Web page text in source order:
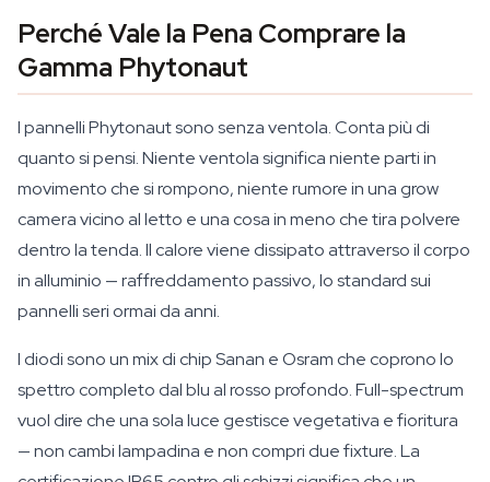
Perché Vale la Pena Comprare la
Gamma Phytonaut
I pannelli Phytonaut sono senza ventola. Conta più di
quanto si pensi. Niente ventola significa niente parti in
movimento che si rompono, niente rumore in una grow
camera vicino al letto e una cosa in meno che tira polvere
dentro la tenda. Il calore viene dissipato attraverso il corpo
in alluminio — raffreddamento passivo, lo standard sui
pannelli seri ormai da anni.
I diodi sono un mix di chip Sanan e Osram che coprono lo
spettro completo dal blu al rosso profondo. Full-spectrum
vuol dire che una sola luce gestisce vegetativa e fioritura
— non cambi lampadina e non compri due fixture. La